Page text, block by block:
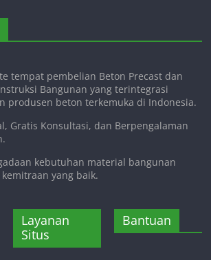
tempat pembelian Beton Precast dan
Bangunan yang terintegrasi
produsen beton terkemuka di Indonesia.
Gratis Konsultasi, dan Berpengalaman
kebutuhan material bangunan
yang baik.
Layanan
Situs
Bantuan